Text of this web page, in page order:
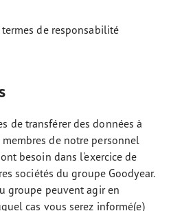
de responsabilité
de transférer des données à
de notre personnel
besoin dans l'exercice de
sociétés du groupe Goodyear.
groupe peuvent agir en
cas vous serez informé(e)